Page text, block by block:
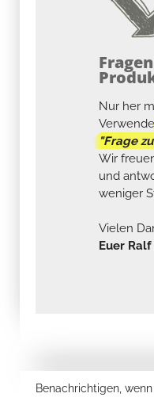
Nur her
"Frage
Wir
und
weniger
Vielen
Euer
Benachrichtigen,